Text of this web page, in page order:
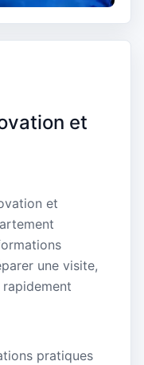
et
et
une visite,
pratiques